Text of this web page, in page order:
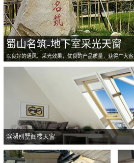
蜀山名筑-地下室采光天窗
以良好的通风、采光效果，优良的产品质量，获得广大
滨湖别墅阁楼天窗